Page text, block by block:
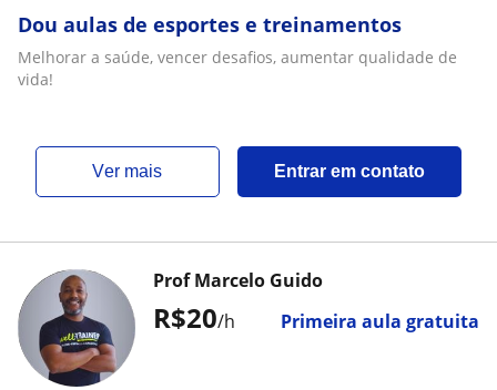
Dou aulas de esportes e treinamentos
Melhorar a saúde, vencer desafios, aumentar qualidade de
vida!
ver mais Entrar em contato
R$20/h Primeira aula gratuita
Prof Marcelo Guido